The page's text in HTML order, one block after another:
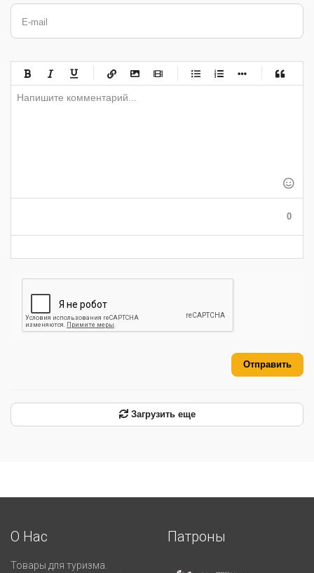
E-mail
-
-
-
0
Отправить
Загрузить еще
О Нас
Товары для туризма.
Патроны